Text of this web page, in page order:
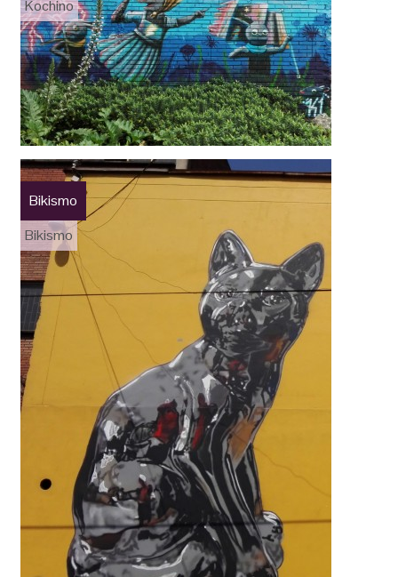
Kochino
Bikismo
Bikismo